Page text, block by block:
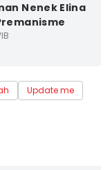
Nenek Elina
Update me